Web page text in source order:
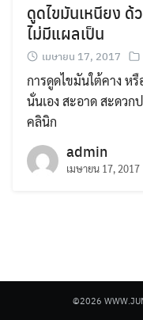
Search
for:
ดูดไขมันเหนียง ด้
ไม่มีแผลเป็น
เมษายน 17, 2017
การดูดไขมันใต้คาง ห
นั่นเอง สะอาด สะดว
คลินิก
admin
เมษายน 17, 2017
©2026